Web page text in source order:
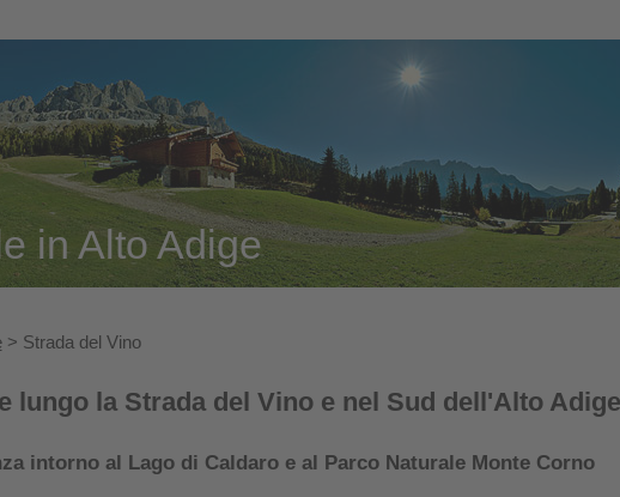
in Alto Adige
> Strada del Vino
lungo la Strada del Vino e nel Sud dell'Alto Adige
intorno al Lago di Caldaro e al Parco Naturale Monte Corno